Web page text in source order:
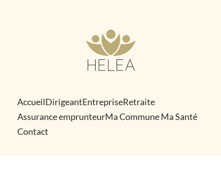
AccueilDirigeantEntrepriseRetraite
Assurance emprunteurMa Commune Ma Santé
Contact